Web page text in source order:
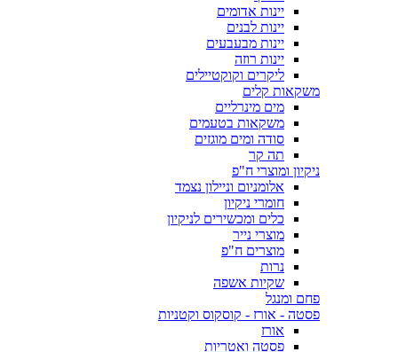
יינות אדומים
יינות לבנים
יינות מבעבעים
יינות רוזה
ליקרים וקוקטיילים
משקאות קלים
מים מינרליים
משקאות בטעמים
סודה ומים מוגזים
תה קר
ניקיון ומוצרי ח"פ
אלומניום וניילון נצמד
חומרי ניקיון
כלים ומכשירים לניקיון
מוצרי נייר
מוצרים ח"פ
נרות
שקיות אשפה
פחם ומנגל
פסטה - אורז - קוסקוס וקטניות
אורז
פסטה ואטריות